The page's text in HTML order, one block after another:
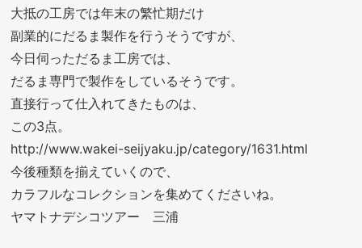
大抵の工房では年末の繁忙期だけ
副業的にだるま製作を行うそうですが、
今日伺っただるま工房では、
だるま専門で製作をしているそうです。
直接行って仕入れてきたものは、
この3点。
http://www.wakei-seijyaku.jp/category/1631.html
今後種類を揃えていくので、
カラフルなコレクションを集めてくださいね。
ヤマトナデシコツアー 三浦